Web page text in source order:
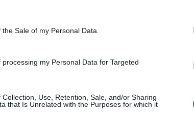
Sale of my Personal Data.
my Personal Data for Targeted
Use, Retention, Sale, and/or Sharing
that Is Unrelated with the Purposes for which it